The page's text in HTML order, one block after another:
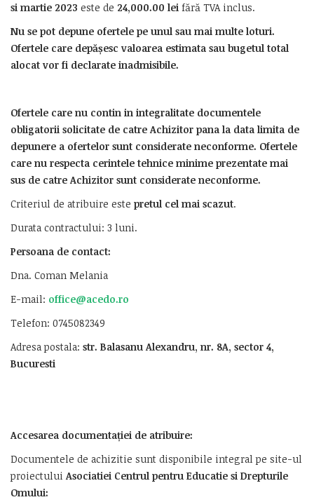
si martie 2023 este de 24,000.00 lei fără TVA inclus.
Nu se pot depune ofertele pe unul sau mai multe loturi.
Ofertele care depășesc valoarea estimata sau bugetul total
alocat vor fi declarate inadmisibile.
Ofertele care nu contin in integralitate documentele
obligatorii solicitate de catre Achizitor pana la data limita de
depunere a ofertelor sunt considerate neconforme. Ofertele
care nu respecta cerintele tehnice minime prezentate mai
sus de catre Achizitor sunt considerate neconforme.
Criteriul de atribuire este pretul cel mai scazut.
Durata contractului: 3 luni.
Persoana de contact:
Dna. Coman Melania
E-mail: office@acedo.ro
Telefon: 0745082349
Adresa postala: str. Balasanu Alexandru, nr. 8A, sector 4,
Bucuresti
Accesarea documentației de atribuire:
Documentele de achizitie sunt disponibile integral pe site-ul
proiectului Asociatiei Centrul pentru Educatie si Drepturile
Omului: